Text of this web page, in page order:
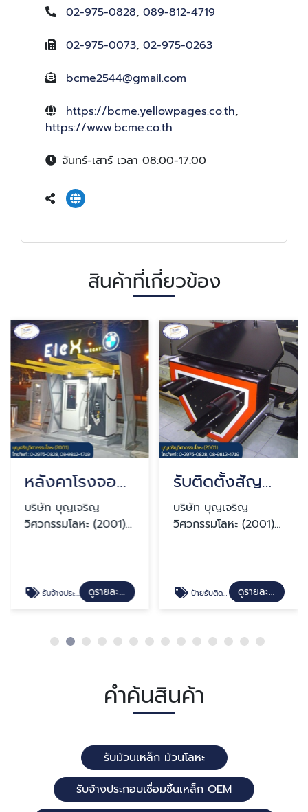
02-975-0828, 089-812-4719
02-975-0073, 02-975-0263
bcme2544@gmail.com
https://bcme.yellowpages.co.th,
https://www.bcme.co.th
จันทร์-เสาร์ เวลา 08:00-17:00
สินค้าที่เกี่ยวข้อง
หลังคาโรงจอดอัดประจุไฟฟ้า
บริษัท บุญเจริญ
วิศวกรรมโลหะ (2001)
รับจ้างประกอบเชื่อมชิ้นเหล็ก OEM ดูรายละเอียด
รับติดตั้งสัญญาณไฟจราจร ปทุมธานี
บริษัท บุญเจริญ
วิศวกรรมโลหะ (2001)
ป้ายรับติดตั้งป้ายบอกทาง ป้ายสัญญาณไฟ ดูรายละเอียด
คำค้นสินค้า
รับม้วนเหล็ก ม้วนโลหะ
รับจ้างประกอบเชื่อมชิ้นเหล็ก OEM